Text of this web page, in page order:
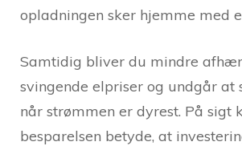
opladningen sker hjemme med
Samtidig bliver du mindre
svingende elpriser og undgår at
når strømmen er dyrest. På sigt
besparelsen betyde, at